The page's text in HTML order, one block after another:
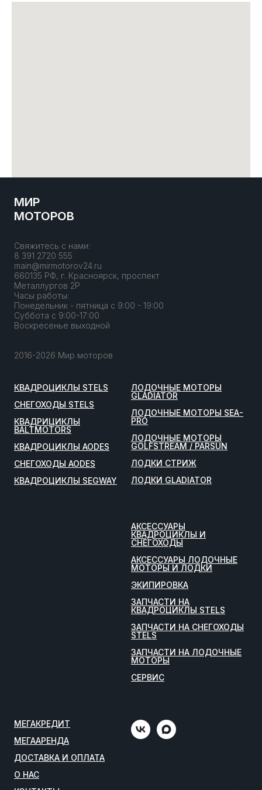
МИР
МОТОРОВ
Свяжитесь с нами:
8 391 2720 555
main@mirmotorov24.ru
660135 РФ, г. Красноярск, проспект
Металлургов 2Р
Часы работы:
Понедельник - пятница с 9:00 - 19:00
Суббота с 9:00-17:00
Воскресенье выходной
2016-2026 Мир моторов
КВАДРОЦИКЛЫ STELS
СНЕГОХОДЫ STELS
КВАДРИЦИКЛЫ
BALTMOTORS
КВАДРОЦИКЛЫ AODES
СНЕГОХОДЫ AODES
КВАДРОЦИКЛЫ SEGWAY
ЛОДОЧНЫЕ МОТОРЫ
GLADIATOR
ЛОДОЧНЫЕ МОТОРЫ SEA-
PRO
ЛОДОЧНЫЕ МОТОРЫ
GOLFSTREAM / PARSUN
ЛОДКИ СТРИЖ
ЛОДКИ GLADIATOR
АКСЕССУАРЫ
КВАДРОЦИКЛЫ И
СНЕГОХОДЫ
АКСЕССУАРЫ ЛОДОЧНЫЕ
МОТОРЫ И ЛОДКИ
ЭКИПИРОВКА
ЗАПЧАСТИ НА
КВАДРОЦИКЛЫ STELS
ЗАПЧАСТИ НА СНЕГОХОДЫ
STELS
ЗАПЧАСТИ НА ЛОДОЧНЫЕ
МОТОРЫ
СЕРВИС
МЕГАКРЕДИТ
МЕГААРЕНДА
ДОСТАВКА И ОПЛАТА
О НАС